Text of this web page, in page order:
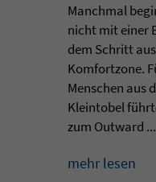
Manchmal
nicht mit einer
dem Schritt
Komfortzone.
Menschen aus
Kleintobel
zum Outward ...
mehr lesen